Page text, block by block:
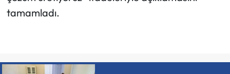
tamamladı.